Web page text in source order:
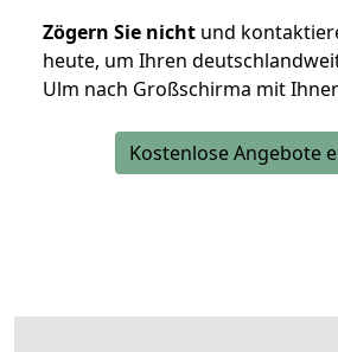
Zögern Sie nicht und
heute, um Ihren
Ulm nach Großschirma mit
Kostenlose Angebote